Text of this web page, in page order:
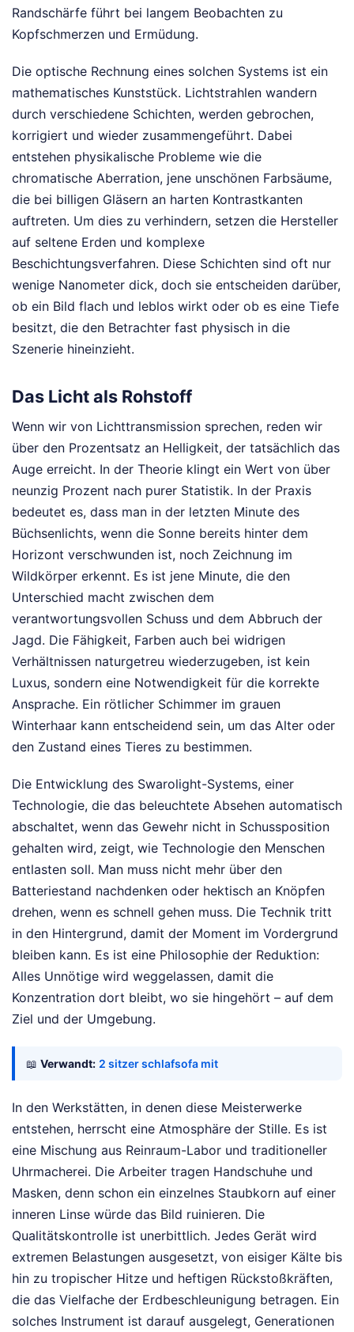
Randschärfe führt bei langem Beobachten zu
Kopfschmerzen und Ermüdung.
Die optische Rechnung eines solchen Systems ist ein
mathematisches Kunststück. Lichtstrahlen wandern
durch verschiedene Schichten, werden gebrochen,
korrigiert und wieder zusammengeführt. Dabei
entstehen physikalische Probleme wie die
chromatische Aberration, jene unschönen Farbsäume,
die bei billigen Gläsern an harten Kontrastkanten
auftreten. Um dies zu verhindern, setzen die Hersteller
auf seltene Erden und komplexe
Beschichtungsverfahren. Diese Schichten sind oft nur
wenige Nanometer dick, doch sie entscheiden darüber,
ob ein Bild flach und leblos wirkt oder ob es eine Tiefe
besitzt, die den Betrachter fast physisch in die
Szenerie hineinzieht.
Das Licht als Rohstoff
Wenn wir von Lichttransmission sprechen, reden wir
über den Prozentsatz an Helligkeit, der tatsächlich das
Auge erreicht. In der Theorie klingt ein Wert von über
neunzig Prozent nach purer Statistik. In der Praxis
bedeutet es, dass man in der letzten Minute des
Büchsenlichts, wenn die Sonne bereits hinter dem
Horizont verschwunden ist, noch Zeichnung im
Wildkörper erkennt. Es ist jene Minute, die den
Unterschied macht zwischen dem
verantwortungsvollen Schuss und dem Abbruch der
Jagd. Die Fähigkeit, Farben auch bei widrigen
Verhältnissen naturgetreu wiederzugeben, ist kein
Luxus, sondern eine Notwendigkeit für die korrekte
Ansprache. Ein rötlicher Schimmer im grauen
Winterhaar kann entscheidend sein, um das Alter oder
den Zustand eines Tieres zu bestimmen.
Die Entwicklung des Swarolight-Systems, einer
Technologie, die das beleuchtete Absehen automatisch
abschaltet, wenn das Gewehr nicht in Schussposition
gehalten wird, zeigt, wie Technologie den Menschen
entlasten soll. Man muss nicht mehr über den
Batteriestand nachdenken oder hektisch an Knöpfen
drehen, wenn es schnell gehen muss. Die Technik tritt
in den Hintergrund, damit der Moment im Vordergrund
bleiben kann. Es ist eine Philosophie der Reduktion:
Alles Unnötige wird weggelassen, damit die
Konzentration dort bleibt, wo sie hingehört – auf dem
Ziel und der Umgebung.
📖 Verwandt: 2 sitzer schlafsofa mit
In den Werkstätten, in denen diese Meisterwerke
entstehen, herrscht eine Atmosphäre der Stille. Es ist
eine Mischung aus Reinraum-Labor und traditioneller
Uhrmacherei. Die Arbeiter tragen Handschuhe und
Masken, denn schon ein einzelnes Staubkorn auf einer
inneren Linse würde das Bild ruinieren. Die
Qualitätskontrolle ist unerbittlich. Jedes Gerät wird
extremen Belastungen ausgesetzt, von eisiger Kälte bis
hin zu tropischer Hitze und heftigen Rückstoßkräften,
die das Vielfache der Erdbeschleunigung betragen. Ein
solches Instrument ist darauf ausgelegt, Generationen